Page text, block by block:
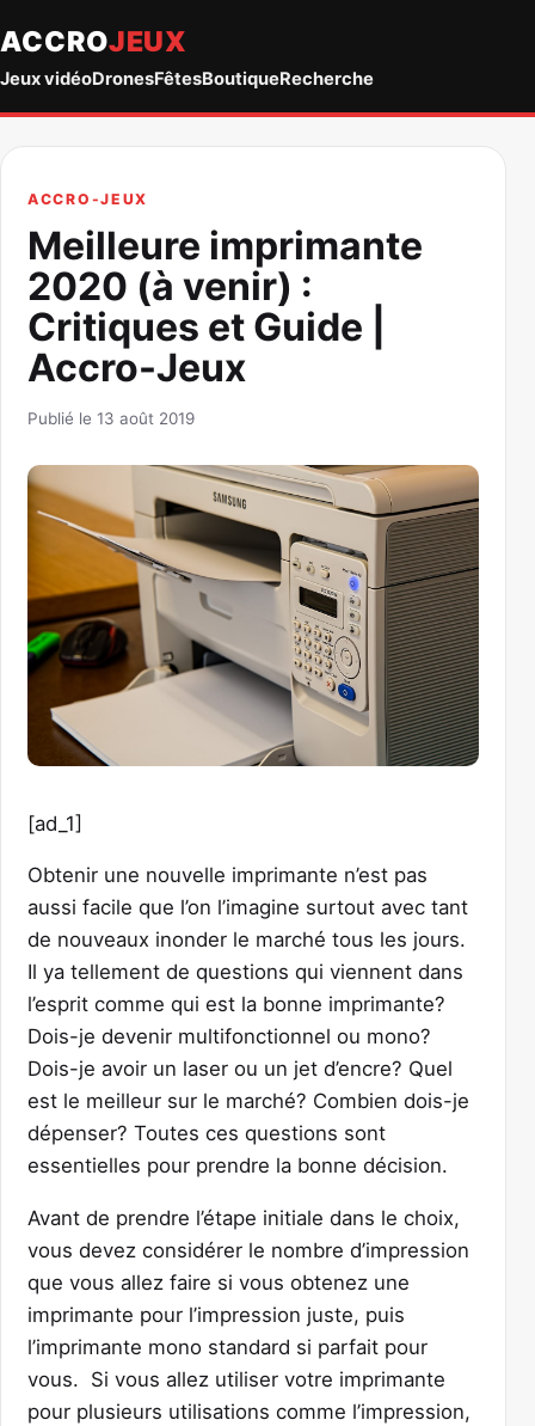
ACCROJEUX
Jeux vidéoDronesFêtesBoutiqueRecherche
ACCRO-JEUX
Meilleure imprimante
2020 (à venir) :
Critiques et Guide |
Accro-Jeux
Publié le 13 août 2019
[ad_1]
Obtenir une nouvelle imprimante n’est pas
aussi facile que l’on l’imagine surtout avec tant
de nouveaux inonder le marché tous les jours.
Il ya tellement de questions qui viennent dans
l’esprit comme qui est la bonne imprimante?
Dois-je devenir multifonctionnel ou mono?
Dois-je avoir un laser ou un jet d’encre? Quel
est le meilleur sur le marché? Combien dois-je
dépenser? Toutes ces questions sont
essentielles pour prendre la bonne décision.
Avant de prendre l’étape initiale dans le choix,
vous devez considérer le nombre d’impression
que vous allez faire si vous obtenez une
imprimante pour l’impression juste, puis
l’imprimante mono standard si parfait pour
vous. Si vous allez utiliser votre imprimante
pour plusieurs utilisations comme l’impression,